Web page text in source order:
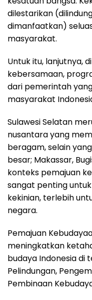
dilestarikan
dimanfaatkan)
masyarakat.
Untuk itu, lanjutnya,
kebersamaan,
dari pemerintah
masyarakat
Sulawesi Selatan
nusantara yang
beragam, selain
besar; Makassar,
konteks pemajuan
sangat penting
kekinian, terlebih
negara.
Pemajuan
meningkatkan
budaya Indonesia di
Pelindungan,
Pembinaan